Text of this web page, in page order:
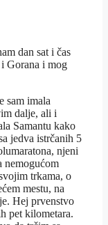
dan sat i čas
i Gorana i mog
sam imala
dalje, ali i
Samantu kako
jedva istrčanih 5
njeni
nemogućom
trkama, o
mestu, na
Hej prvenstvo
pet kilometara.